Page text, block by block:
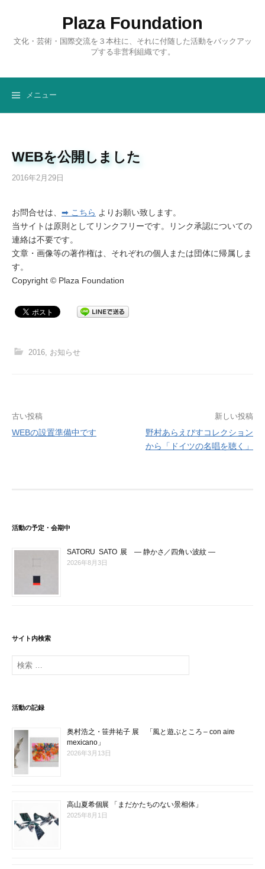
ッ
Plaza Foundation
文化・芸術・国際交流を３本柱に、それに付随した活動をバックアッ
プする非営利組織です。
メニュー
WEBを公開しました
2016年2月29日
お問合せは、 ➡ こちら よりお願い致します。
当サイトは原則としてリンクフリーです。リンク承認についての
連絡は不要です。
文章・画像等の著作権は、それぞれの個人または団体に帰属しま
す。
Copyright © Plaza Foundation
2016 お知らせ
ン
古い投稿
WEBの設置準備中です
新しい投稿
野村あらえびすコレクション
から「ドイツの名唱を聴く」
活動の予定・会期中
SATORU SATO 展 ― 静かさ／四角い波紋 ―
2026年8月3日
サイト内検索
検
索
活動の記録
奥村浩之・笹井祐子 展 「風と遊ぶところ – con aire
mexicano」
2026年3月13日
高山夏希個展 「まだかたちのない景相体」
2025年8月1日